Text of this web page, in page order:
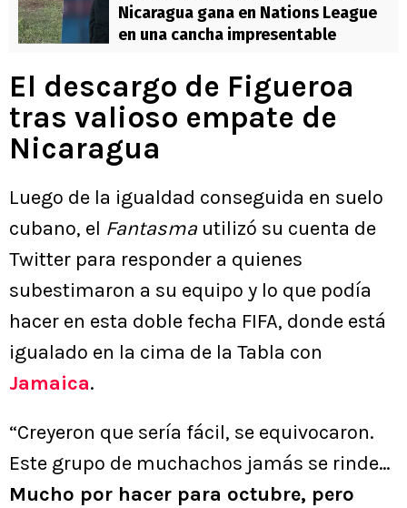
Nicaragua gana en Nations League
en una cancha impresentable
El descargo de Figueroa
tras valioso empate de
Nicaragua
Luego de la igualdad conseguida en suelo
cubano, el Fantasma utilizó su cuenta de
Twitter para responder a quienes
subestimaron a su equipo y lo que podía
hacer en esta doble fecha FIFA, donde está
igualado en la cima de la Tabla con
Jamaica.
“Creyeron que sería fácil, se equivocaron.
Este grupo de muchachos jamás se rinde…
Mucho por hacer para octubre, pero